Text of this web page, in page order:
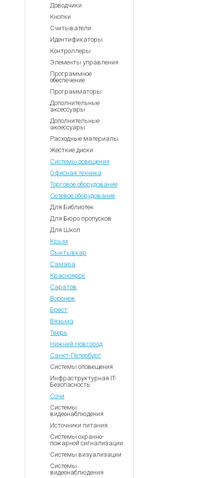
Доводчики
Кнопки
Считыватели
Идентификаторы
Контроллеры
Элементы управления
Программное
обеспечение
Программаторы
Дополнительные
аксессуары
Дополнительные
аксессуары
Расходные материалы
Жесткие диски
Системы освещения
Офисная техника
Торговое оборудование
Сетевое оборудование
Для Библиотек
Для Бюро пропусков
Для Школ
Крым
Сыктывкар
Самара
Красноярск
Саратов
Воронеж
Брест
Вязьма
Тверь
Нижний Новгород
Санкт-Петербург
Системы оповещения
Инфраструктурная IT-
Безопасность
Сочи
Системы
видеонаблюдения
Источники питания
Системы охранно-
пожарной сигнализации
Системы визуализации
Системы
видеонаблюдения